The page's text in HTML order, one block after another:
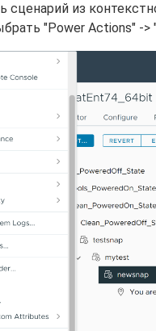
сценарий из
"Power Actions" ->